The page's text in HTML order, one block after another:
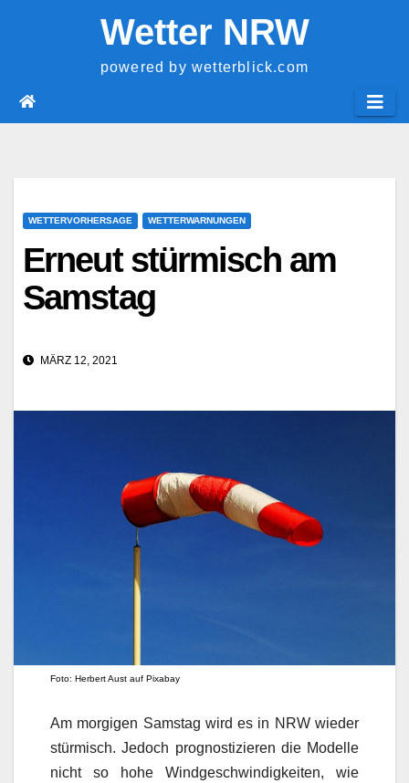
Wetter NRW
powered by wetterblick.com
WETTERVORHERSAGE WETTERWARNUNGEN
Erneut stürmisch am
Samstag
MÄRZ 12, 2021
Foto: Herbert Aust auf Pixabay
Am morgigen Samstag wird es in NRW wieder
stürmisch. Jedoch prognostizieren die Modelle
nicht so hohe Windgeschwindigkeiten, wie